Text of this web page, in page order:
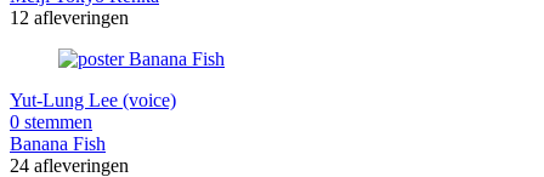
12 afleveringen
Yut-Lung Lee (voice)
0 stemmen
Banana Fish
24 afleveringen